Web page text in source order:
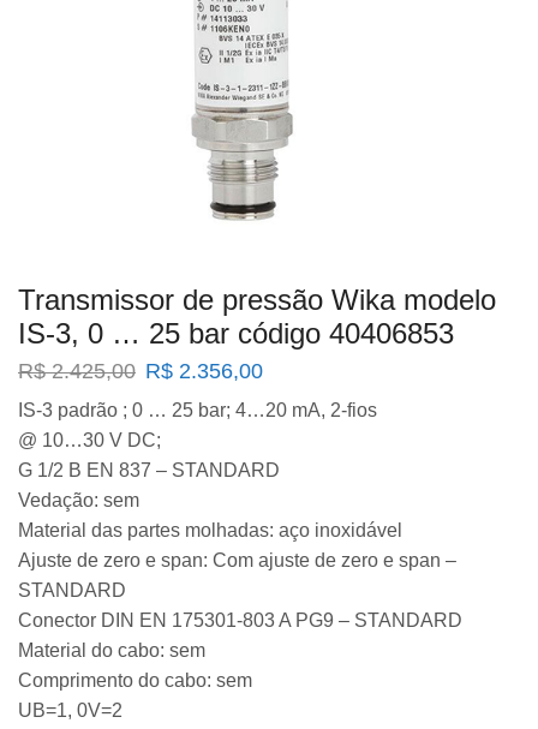
Transmissor de pressão Wika modelo
IS-3, 0 … 25 bar código 40406853
R$2.425,00 O
original
era:
R$ 2.425,00.
R$ 2.356,00O
atual
R$ 2.356,00.
IS-3 padrão ; 0 … 25 bar; 4…20 mA, 2-fios
@ 10…30 V DC;
G 1/2 B EN 837 – STANDARD
Vedação: sem
Material das partes molhadas: aço inoxidável
Ajuste de zero e span: Com ajuste de zero e span –
STANDARD
Conector DIN EN 175301-803 A PG9 – STANDARD
Material do cabo: sem
Comprimento do cabo: sem
UB=1, 0V=2